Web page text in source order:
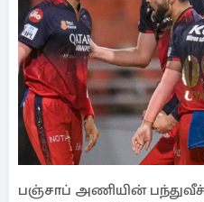
பஞ்சாப் அணியின்